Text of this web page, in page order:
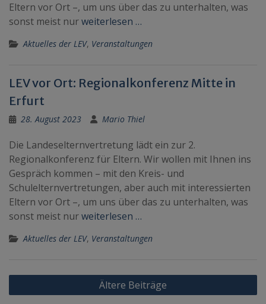
Eltern vor Ort –, um uns über das zu unterhalten, was
sonst meist nurweiterlesen …
Aktuelles der LEV, Veranstaltungen
LEV vor Ort: Regionalkonferenz Mitte in
Erfurt
28. August 2023 Mario Thiel
Die Landeselternvertretung lädt ein zur 2.
Regionalkonferenz für Eltern. Wir wollen mit Ihnen ins
Gespräch kommen – mit den Kreis- und
Schulelternvertretungen, aber auch mit interessierten
Eltern vor Ort –, um uns über das zu unterhalten, was
sonst meist nurweiterlesen …
Aktuelles der LEV, Veranstaltungen
Beitragsnavigation
Ältere Beiträge